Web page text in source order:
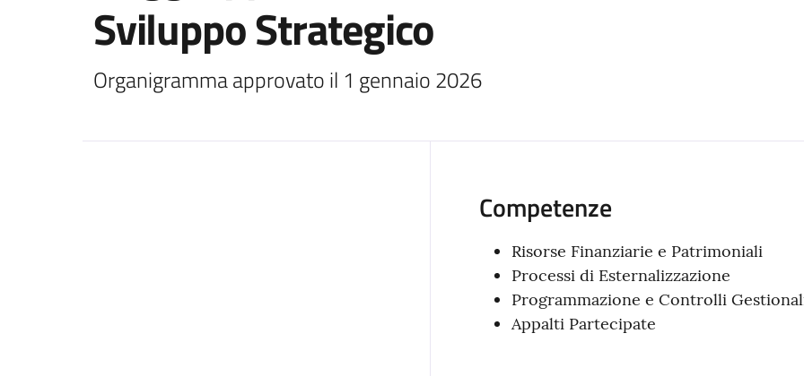
Sviluppo Strategico
Organigramma approvato il 1 gennaio 2026
Competenze
Risorse Finanziarie e Patrimoniali
Processi di Esternalizzazione
Programmazione e Controlli
Appalti Partecipate